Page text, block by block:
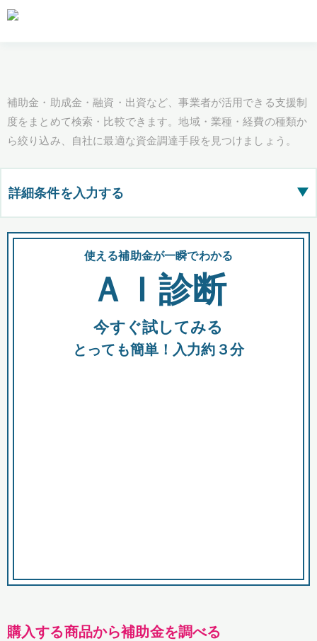
補助金・助成金・融資・出資など、事業者が活用できる支援制
度をまとめて検索・比較できます。地域・業種・経費の種類か
ら絞り込み、自社に最適な資金調達手段を見つけましょう。
詳細条件を入力する ▶
都道府県
全国の検索結果を含めて表示
助成金 融資 出資
使える補助金が一瞬でわかる
ＡＩ診断
今すぐ試してみる
とっても簡単！入力約３分
購入する商品から補助金を調べる